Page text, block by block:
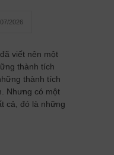
2026
viết nên một
thành tích
thành tích
Nhưng có một
cả, đó là những